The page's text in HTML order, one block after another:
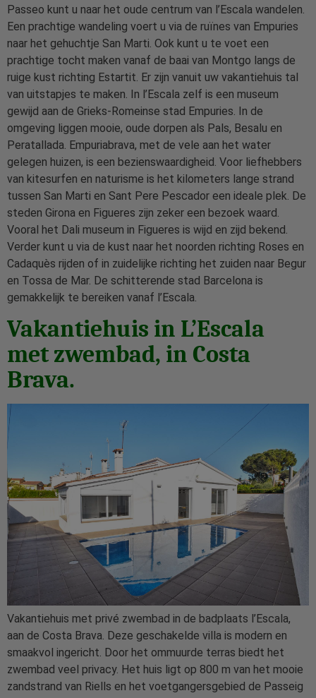
Passeo kunt u naar het oude centrum van l’Escala wandelen.
Een prachtige wandeling voert u via de ruïnes van Empuries
naar het gehuchtje San Marti. Ook kunt u te voet een
prachtige tocht maken vanaf de baai van Montgo langs de
ruige kust richting Estartit. Er zijn vanuit uw vakantiehuis tal
van uitstapjes te maken. In l’Escala zelf is een museum
gewijd aan de Grieks-Romeinse stad Empuries. In de
omgeving liggen mooie, oude dorpen als Pals, Besalu en
Peratallada. Empuriabrava, met de vele aan het water
gelegen huizen, is een bezienswaardigheid. Voor liefhebbers
van kitesurfen en naturisme is het kilometers lange strand
tussen San Marti en Sant Pere Pescador een ideale plek. De
steden Girona en Figueres zijn zeker een bezoek waard.
Vooral het Dali museum in Figueres is wijd en zijd bekend.
Verder kunt u via de kust naar het noorden richting Roses en
Cadaquès rijden of in zuidelijke richting het zuiden naar Begur
en Tossa de Mar. De schitterende stad Barcelona is
gemakkelijk te bereiken vanaf l’Escala.
Vakantiehuis in L’Escala
met zwembad, in Costa
Brava.
Vakantiehuis met privé zwembad in de badplaats l’Escala,
aan de Costa Brava. Deze geschakelde villa is modern en
smaakvol ingericht. Door het ommuurde terras biedt het
zwembad veel privacy. Het huis ligt op 800 m van het mooie
zandstrand van Riells en het voetgangersgebied de Passeig